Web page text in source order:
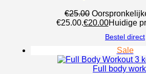
€25.00
€25.00.€20.00Huidige
Bestel direct
Sale
Full body